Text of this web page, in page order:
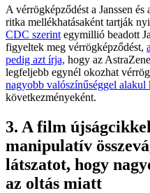
A vérrögképződést a Janssen
ritka mellékhatásaként tartják
CDC szerint egymillió beadott
figyeltek meg vérrögképződést,
pedig azt írja, hogy az
legfeljebb egynél okozhat
nagyobb valószínűséggel
következményeként.
3. A film
manipulatív
látszatot, hogy
az oltás miatt